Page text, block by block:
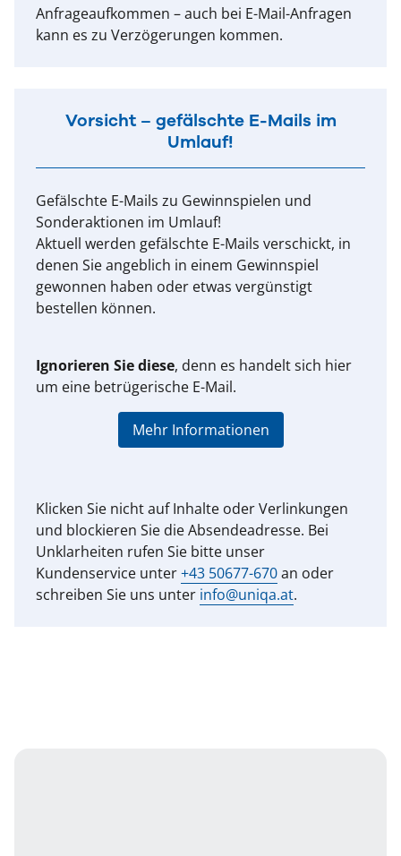
Anfrageaufkommen – auch bei E-Mail-Anfragen
kann es zu Verzögerungen kommen.
Vorsicht – gefälschte E-Mails im
Umlauf!
Gefälschte E-Mails zu Gewinnspielen und
Sonderaktionen im Umlauf!
Aktuell werden gefälschte E-Mails verschickt, in
denen Sie angeblich in einem Gewinnspiel
gewonnen haben oder etwas vergünstigt
bestellen können.
Ignorieren Sie diese, denn es handelt sich hier
um eine betrügerische E-Mail.
Mehr Informationen
Klicken Sie nicht auf Inhalte oder Verlinkungen
und blockieren Sie die Absendeadresse. Bei
Unklarheiten rufen Sie bitte unser
Kundenservice unter+43 50677-670an oder
schreiben Sie uns unter info@uniqa.at.